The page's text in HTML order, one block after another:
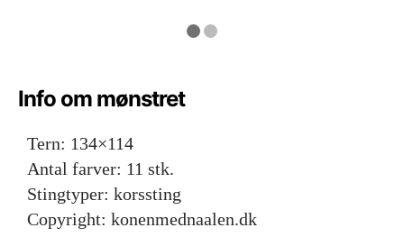
Info om mønstret
Tern: 134×114
Antal farver: 11 stk.
Stingtyper: korssting
Copyright: konenmednaalen.dk